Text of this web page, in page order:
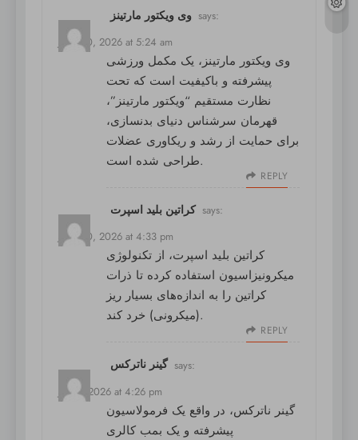
وی ویکتور مارتینز says:
June 30, 2026 at 5:24 am
وی ویکتور مارتینز ، یک مکمل ورزشی
پیشرفته و باکیفیت است که تحت
نظارت مستقیم “ویکتور مارتینز”،
قهرمان سرشناس دنیای بدنسازی،
برای حمایت از رشد و ریکاوری عضلات
طراحی شده است.
REPLY
کراتین بلید اسپرت says:
June 30, 2026 at 4:33 pm
کراتین بلید اسپرت، از تکنولوژی
میکرونیزاسیون استفاده کرده تا ذرات
کراتین را به اندازه‌های بسیار ریز
(میکرونی) خرد کند.
REPLY
گینر ناترکس says:
July 1, 2026 at 4:26 pm
گینر ناترکس، در واقع یک فرمولاسیون
پیشرفته و یک بمب کالری